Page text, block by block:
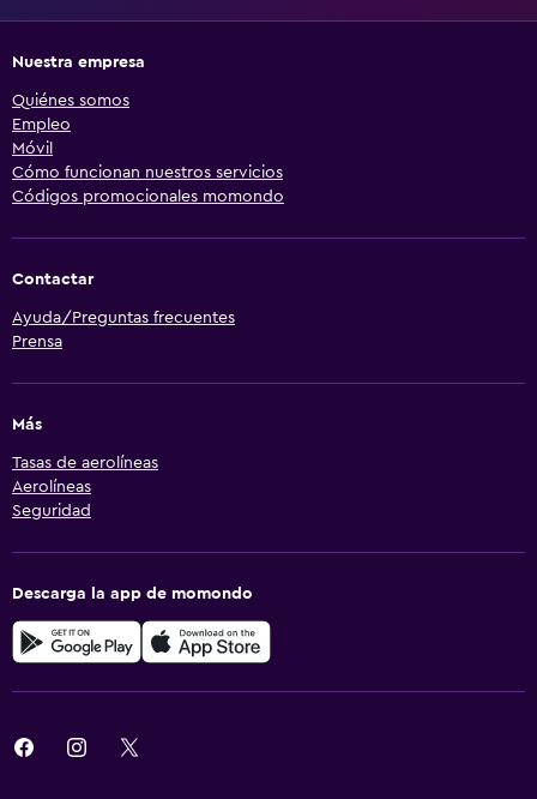
Nuestra empresa
Quiénes somos
Empleo
Móvil
Cómo funcionan nuestros servicios
Códigos promocionales momondo
Contactar
Ayuda/Preguntas frecuentes
Prensa
Más
Tasas de aerolíneas
Aerolíneas
Seguridad
Descarga la app de momondo